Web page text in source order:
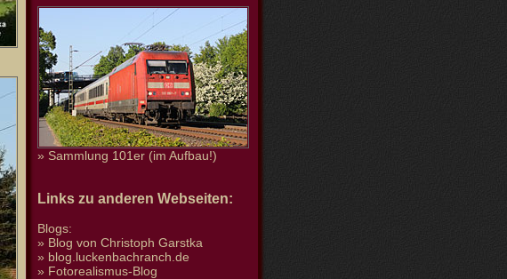
» Sammlung 101er (im Aufbau!)
Links zu anderen Webseiten:
Blogs:
» Blog von Christoph Garstka
» blog.luckenbachranch.de
» Fotorealismus-Blog